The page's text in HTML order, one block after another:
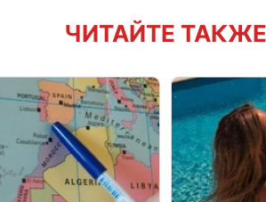
ЧИТАЙТЕ ТАКЖЕ